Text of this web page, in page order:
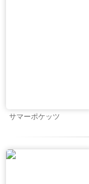
サマーポケッツ